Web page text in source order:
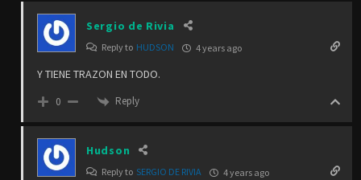
Sergio de Rivia
Reply to HUDSON 4 years ago
Y TIENE TRAZON EN TODO.
0 Reply
Hudson
Reply to SERGIO DE RIVIA 4 years ago